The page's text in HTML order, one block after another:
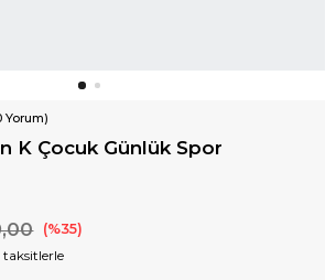
Yorum)
K Çocuk Günlük Spor
35
taksitlerle